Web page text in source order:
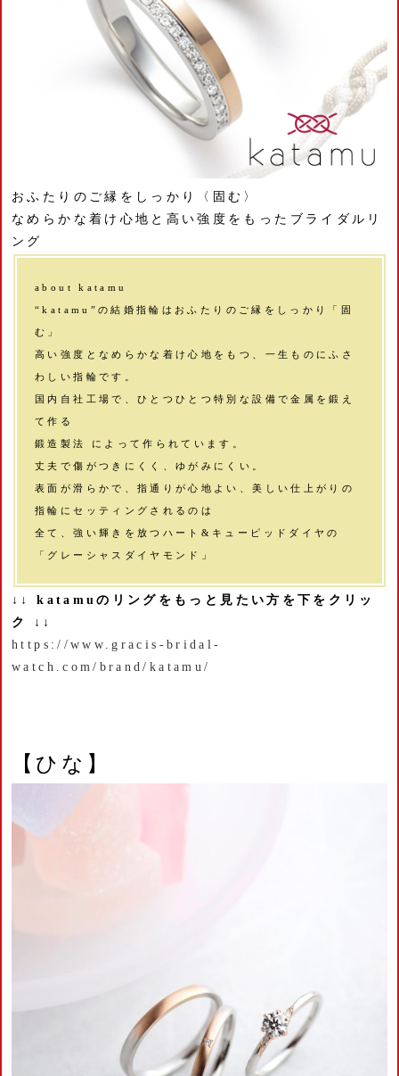
おふたりのご縁をしっかり〈固む〉
なめらかな着け心地と高い強度をもったブライダルリ
ング
about katamu
“katamu”の結婚指輪はおふたりのご縁をしっかり「固
む」
高い強度となめらかな着け心地をもつ、一生ものにふさ
わしい指輪です。
国内自社工場で、ひとつひとつ特別な設備で金属を鍛え
て作る
鍛造製法 によって作られています。
丈夫で傷がつきにくく、ゆがみにくい。
表面が滑らかで、指通りが心地よい、美しい仕上がりの
指輪にセッティングされるのは
全て、強い輝きを放つハート&キューピッドダイヤの
「グレーシャスダイヤモンド」
↓↓ katamuのリングをもっと見たい方を下をクリッ
ク ↓↓
https://www.gracis-bridal-
watch.com/brand/katamu/
【ひな】